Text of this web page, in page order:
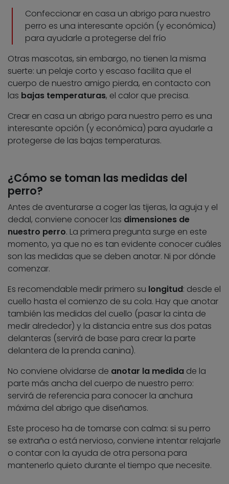
Confeccionar en casa un abrigo para nuestro
perro es una interesante opción (y económica)
para ayudarle a protegerse del frío
Otras mascotas, sin embargo, no tienen la misma
suerte: un pelaje corto y escaso facilita que el
cuerpo de nuestro amigo pierda, en contacto con
las bajas temperaturas, el calor que precisa.
Crear en casa un abrigo para nuestro perro es una
interesante opción (y económica) para ayudarle a
protegerse de las bajas temperaturas.
¿Cómo se toman las medidas del
perro?
Antes de aventurarse a coger las tijeras, la aguja y el
dedal, conviene conocer las dimensiones de
nuestro perro. La primera pregunta surge en este
momento, ya que no es tan evidente conocer cuáles
son las medidas que se deben anotar. Ni por dónde
comenzar.
Es recomendable medir primero su longitud: desde el
cuello hasta el comienzo de su cola. Hay que anotar
también las medidas del cuello (pasar la cinta de
medir alrededor) y la distancia entre sus dos patas
delanteras (servirá de base para crear la parte
delantera de la prenda canina).
No conviene olvidarse de anotar la medida de la
parte más ancha del cuerpo de nuestro perro:
servirá de referencia para conocer la anchura
máxima del abrigo que diseñamos.
Este proceso ha de tomarse con calma: si su perro
se extraña o está nervioso, conviene intentar relajarle
o contar con la ayuda de otra persona para
mantenerlo quieto durante el tiempo que necesite.